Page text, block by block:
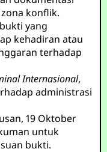
konflik.
yang
kehadiran atau
terhadap
Internasional,
administrasi
19 Oktober
untuk
bukti.